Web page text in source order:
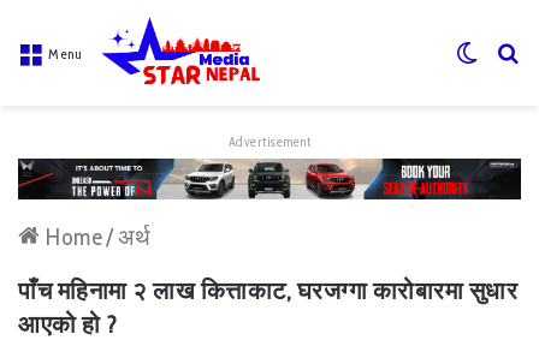
Menu
Switch
Advertisement
Home/अर्थ
पाँच महिनामा २ लाख कित्ताकाट, घरजग्गा कारोबारमा सुधार
आएको हो ?